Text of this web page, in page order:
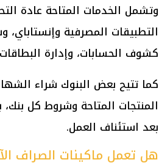
وتشمل الخدمات المتاحة عادة
التطبيقات المصرفية وإنستاباي،
كشوف الحسابات، وإدارة
كما تتيح بعض البنوك شراء
المنتجات المتاحة وشروط كل
بعد استئناف العمل.
هل تعمل ماكينات الصراف